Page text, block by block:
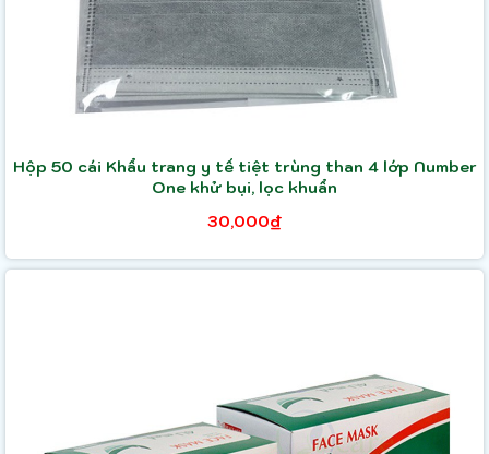
Hộp 50 cái Khẩu trang y tế tiệt trùng than 4 lớp Number
One khử bụi, lọc khuẩn
30,000₫